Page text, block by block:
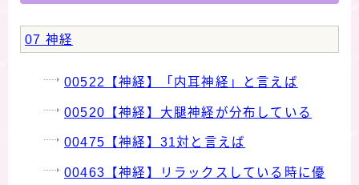
07 神経
00522【神経】「内耳神経」と言えば
00520【神経】大腿神経が分布している
00475【神経】31対と言えば
00463【神経】リラックスしている時に優